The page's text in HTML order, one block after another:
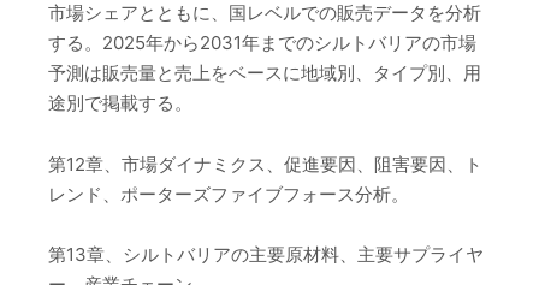
市場シェアとともに、国レベルでの販売データを分析
する。2025年から2031年までのシルトバリアの市場
予測は販売量と売上をベースに地域別、タイプ別、用
途別で掲載する。
第12章、市場ダイナミクス、促進要因、阻害要因、ト
レンド、ポーターズファイブフォース分析。
第13章、シルトバリアの主要原材料、主要サプライヤ